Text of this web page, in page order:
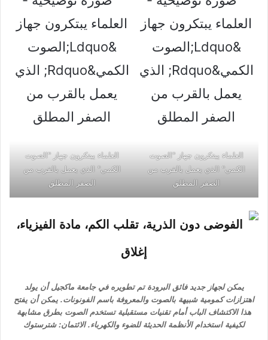
العلماء يبتكرون جهاز "الصوت
الكمي" الذي يعمل بالقرب من
الصفر المطلق
العلماء يبتكرون جهاز "الصوت
الكمي" الذي يعمل بالقرب من
الصفر المطلق
يمكن لجهاز جديد فائق البرودة تم تطويره في جامعة ماكجيل أن يولد
اهتزازات كمومية شبيهة بالصوت والمعروفة باسم الفونونات. يمكن أن يفتح
هذا الاكتشاف الباب أمام تقنيات مستقبلية تستخدم الصوت بطرق مشابهة
لكيفية استخدام الأنظمة الحديثة للضوء والكهرباء. الائتمان: شترستوك